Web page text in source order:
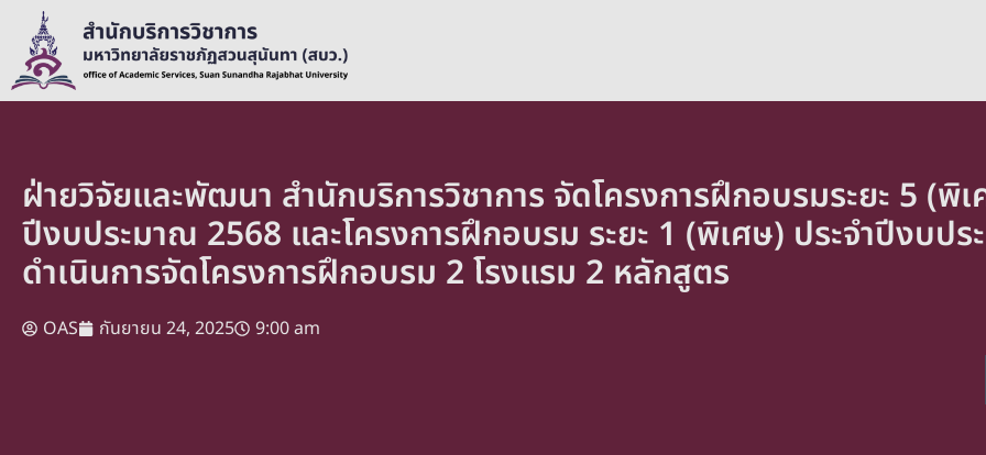
ฝ่ายวิจัยและพัฒนา สำนักบริการวิชาการ จัดโครงการฝึกอบรมระยะ 5 (พิเ
ปีงบประมาณ 2568 และโครงการฝึกอบรม ระยะ 1 (พิเศษ) ประจำปีงบป
ดำเนินการจัดโครงการฝึกอบรม 2 โรงแรม 2 หลักสูตร
OAS กันยายน 24, 2025 9:00 am